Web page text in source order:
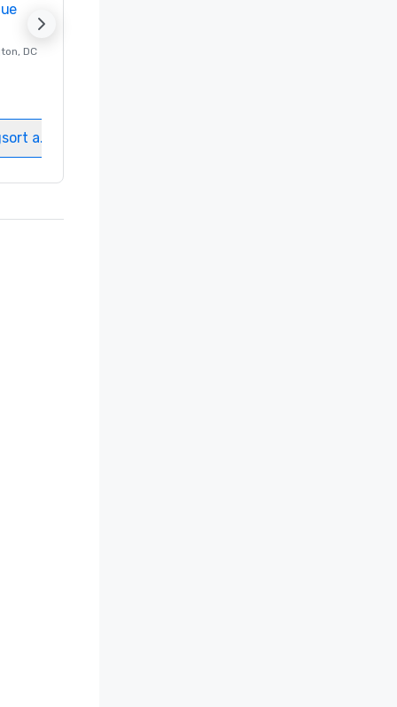
, DC
auswählen